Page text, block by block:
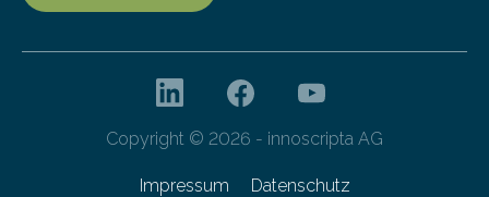
Copyright © 2026 - innoscripta AG
Impressum Datenschutz